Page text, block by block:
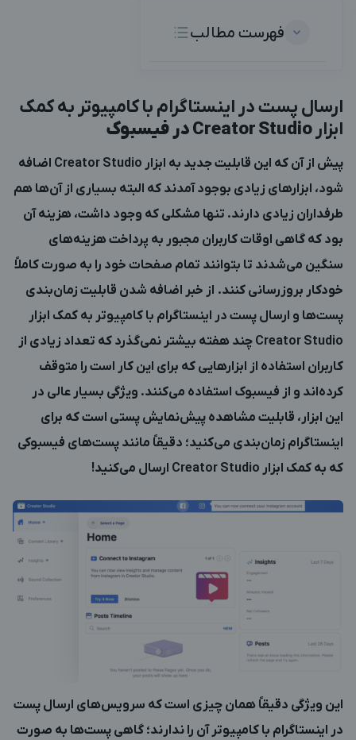
فهرست مطالب
ارسال پست در اینستاگرام با کامپیوتر به کمک
ابزار Creator Studioدر فیسبوک
پیش از آن که این قابلیت جدید به ابزار Creator Studio اضافه
شود، ابزارهای زیادی بوجود آمدند که البته بسیاری از آن‌ها هم
طرفداران زیادی دارند. تنها مشکلی که وجود داشت، هزینه آن
بود که گاهی اوقات کاربران مجبور به پرداخت هزینه‌های
سنگین می‌شدند تا بتوانند تمام صفحات خود را به صورت کاملاً
خودکار بروزرسانی کنند. از خبر اضافه شدن قابلیت زمان‌بندی
پست‌ها و ارسال پست در اینستاگرام با کامپیوتر به کمک ابزار
Creator Studio چند هفته بیشتر نمی‌گذرد که تعداد زیادی از
کاربران استفاده از ابزارهایی که برای این کار است را متوقف
کرده‌اند و از فیسبوک استفاده می‌کنند. ویژگی بسیار عالی در
این ابزار، قابلیت مشاهده پیش‌نمایش پستی است که برای
اینستاگرام زمان‌بندی می‌کنید؛ دقیقاً مانند پست‌های فیسبوکی
که به کمک ابزار Creator Studio ارسال می‌کنید!
این ویژگی دقیقاً همان چیزی است که سرویس‌های ارسال پست
در اینستاگرام با کامپیوتر آن را ندارند؛ گاهی پست‌ها به صورت